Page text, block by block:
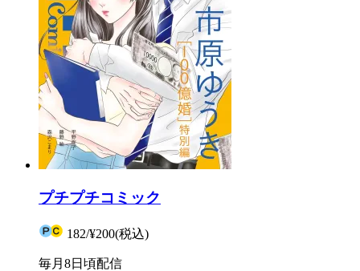
プチプチコミック
182/¥200(税込)
毎月8日頃配信